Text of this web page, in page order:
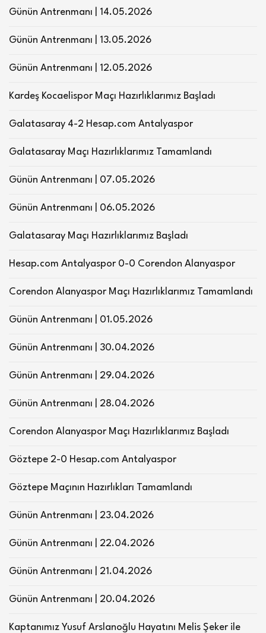
Günün Antrenmanı | 14.05.2026
Günün Antrenmanı | 13.05.2026
Günün Antrenmanı | 12.05.2026
Kardeş Kocaelispor Maçı Hazırlıklarımız Başladı
Galatasaray 4-2 Hesap.com Antalyaspor
Galatasaray Maçı Hazırlıklarımız Tamamlandı
Günün Antrenmanı | 07.05.2026
Günün Antrenmanı | 06.05.2026
Galatasaray Maçı Hazırlıklarımız Başladı
Hesap.com Antalyaspor 0-0 Corendon Alanyaspor
Corendon Alanyaspor Maçı Hazırlıklarımız Tamamlandı
Günün Antrenmanı | 01.05.2026
Günün Antrenmanı | 30.04.2026
Günün Antrenmanı | 29.04.2026
Günün Antrenmanı | 28.04.2026
Corendon Alanyaspor Maçı Hazırlıklarımız Başladı
Göztepe 2-0 Hesap.com Antalyaspor
Göztepe Maçının Hazırlıkları Tamamlandı
Günün Antrenmanı | 23.04.2026
Günün Antrenmanı | 22.04.2026
Günün Antrenmanı | 21.04.2026
Günün Antrenmanı | 20.04.2026
Kaptanımız Yusuf Arslanoğlu Hayatını Melis Şeker ile